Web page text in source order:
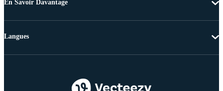
En Savoir Davantage
Langues